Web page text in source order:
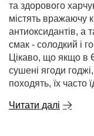
та здорового
містять вражаючу
антиоксидантів, а
смак - солодкий і
Цікаво, що якщо в
сушені ягоди
походять, їх часто
Читати далі